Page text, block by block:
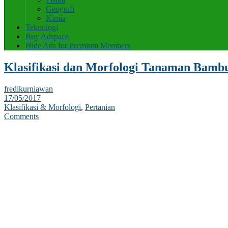
Geografi
Kimia
Teknologi
Buy Adspace
Hide Ads for Premium Members
Klasifikasi dan Morfologi Tanaman
fredikurniawan
17/05/2017
Klasifikasi & Morfologi, Pertanian
Comments